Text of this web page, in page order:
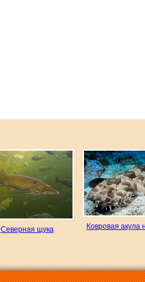
Северная щука
Ковровая акула